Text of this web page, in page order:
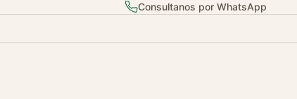
V
l
Consultanos por WhatsApp